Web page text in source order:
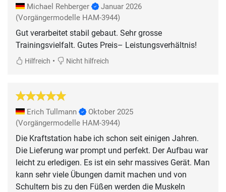
Michael Rehberger
Januar 2026
(Vorgängermodelle HAM-3944)
Gut verarbeitet stabil gebaut. Sehr grosse
Trainingsvielfalt. Gutes Preis– Leistungsverhältnis!
Hilfreich • Nicht hilfreich
Erich Tullmann
Oktober 2025
(Vorgängermodelle HAM-3944)
Die Kraftstation habe ich schon seit einigen Jahren.
Die Lieferung war prompt und perfekt. Der Aufbau war
leicht zu erledigen. Es ist ein sehr massives Gerät. Man
kann sehr viele Übungen damit machen und von
Schultern bis zu den Füßen werden die Muskeln